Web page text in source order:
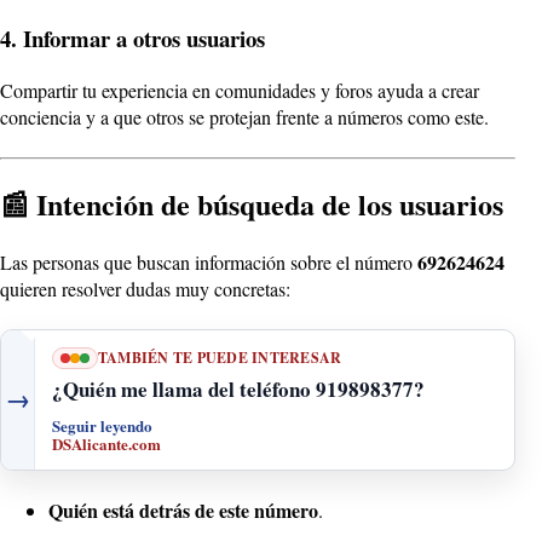
4. Informar a otros usuarios
Compartir tu experiencia en comunidades y foros ayuda a crear
conciencia y a que otros se protejan frente a números como este.
📰 Intención de búsqueda de los usuarios
Las personas que buscan información sobre el número692624624
quieren resolver dudas muy concretas:
→
TAMBIÉN TE PUEDE INTERESAR
¿Quién me llama del teléfono 919898377?
Seguir leyendo
DSAlicante.com
Quién está detrás de este número.